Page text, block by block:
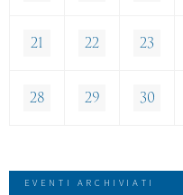
21 22 23
28 29 30
EVENTI ARCHIVIATI